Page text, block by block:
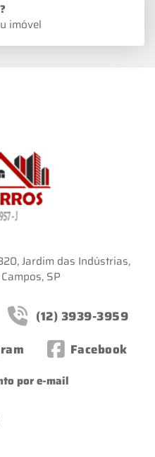
imóvel
Jardim das Indústrias,
SP
(12) 3939-3959
Facebook
por e-mail